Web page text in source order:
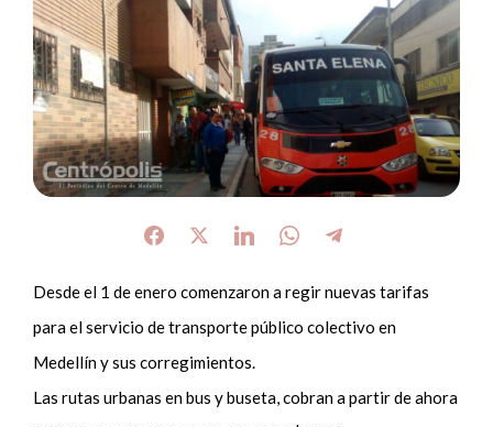
Desde el 1 de enero comenzaron a regir nuevas tarifas
para el servicio de transporte público colectivo en
Medellín y sus corregimientos.
Las rutas urbanas en bus y buseta, cobran a partir de ahora